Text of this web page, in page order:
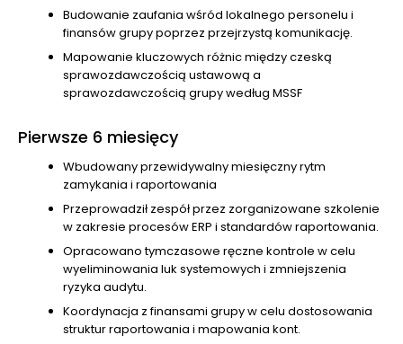
Budowanie zaufania wśród lokalnego personelu i
finansów grupy poprzez przejrzystą komunikację.
Mapowanie kluczowych różnic między czeską
sprawozdawczością ustawową a
sprawozdawczością grupy według MSSF
Pierwsze 6 miesięcy
Wbudowany przewidywalny miesięczny rytm
zamykania i raportowania
Przeprowadził zespół przez zorganizowane szkolenie
w zakresie procesów ERP i standardów raportowania.
Opracowano tymczasowe ręczne kontrole w celu
wyeliminowania luk systemowych i zmniejszenia
ryzyka audytu.
Koordynacja z finansami grupy w celu dostosowania
struktur raportowania i mapowania kont.